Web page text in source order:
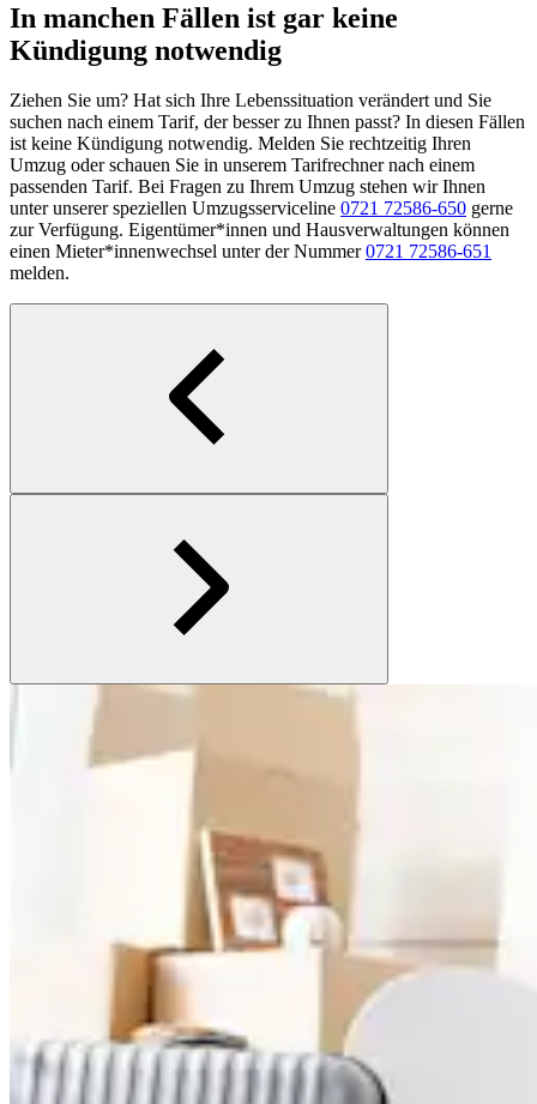
In manchen Fällen ist gar keine
Kündigung notwendig
Ziehen Sie um? Hat sich Ihre Lebenssituation verändert und Sie
suchen nach einem Tarif, der besser zu Ihnen passt? In diesen Fällen
ist keine Kündigung notwendig. Melden Sie rechtzeitig Ihren
Umzug oder schauen Sie in unserem Tarifrechner nach einem
passenden Tarif. Bei Fragen zu Ihrem Umzug stehen wir Ihnen
unter unserer speziellen Umzugsserviceline 0721 72586-650 gerne
zur Verfügung. Eigentümer*innen und Hausverwaltungen können
einen Mieter*innenwechsel unter der Nummer0721 72586-651
melden.